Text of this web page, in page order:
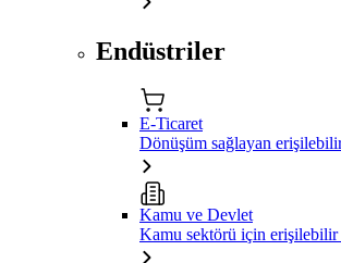
Endüstriler
E-Ticaret
Dönüşüm sağlayan
Kamu ve Devlet
Kamu sektörü için